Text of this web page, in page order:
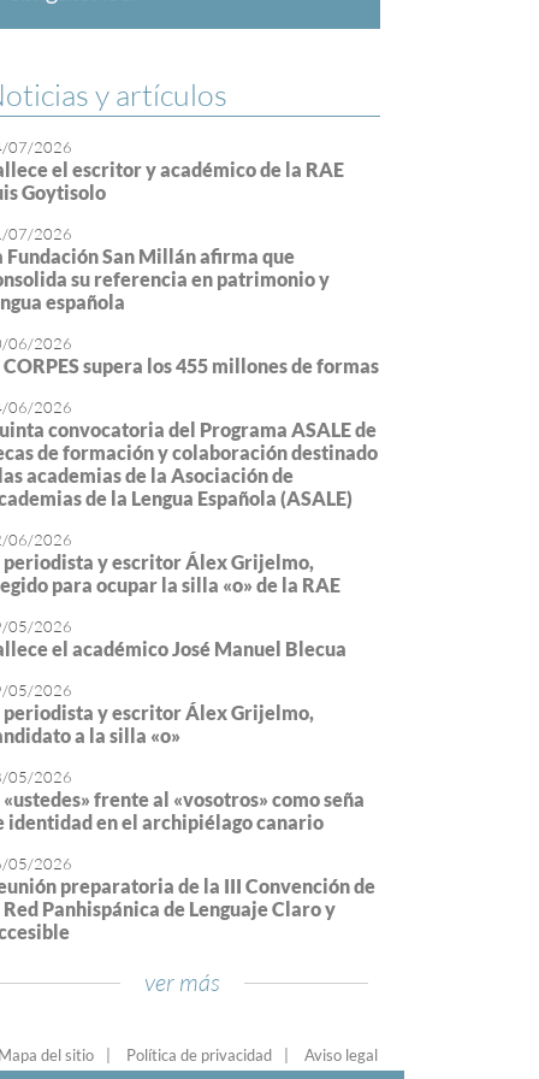
y artículos
07/2026
el escritor y académico de la RAE
Goytisolo
07/2026
Fundación San Millán afirma que
su referencia en patrimonio y
española
06/2026
CORPES supera los 455 millones de formas
06/2026
convocatoria del Programa ASALE de
de formación y colaboración destinado
academias de la Asociación de
de la Lengua Española (ASALE)
06/2026
periodista y escritor Álex Grijelmo,
para ocupar la silla «o» de la RAE
05/2026
el académico José Manuel Blecua
05/2026
periodista y escritor Álex Grijelmo,
a la silla «o»
05/2026
«ustedes» frente al «vosotros» como seña
identidad en el archipiélago canario
05/2026
preparatoria de la III Convención de
Red Panhispánica de Lenguaje Claro y
ver más
Mapa del sitio Política de privacidad Aviso legal